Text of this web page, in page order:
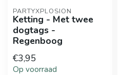
PARTYXPLOSION
Ketting - Met twee
dogtags -
Regenboog
€3,95
Op voorraad